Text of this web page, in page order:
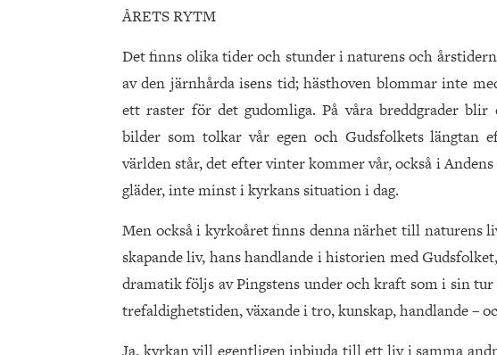
ÅRETS RYTM
Det finns olika tider och stunder i naturens och
av den järnhårda isens tid; hästhoven blommar inte
ett raster för det gudomliga. På våra breddgrader
bilder som tolkar vår egen och Gudsfolkets längtan
världen står, det efter vinter kommer vår, också i
gläder, inte minst i kyrkans situation i dag.
Men också i kyrkoåret finns denna närhet till naturens
skapande liv, hans handlande i historien med
dramatik följs av Pingstens under och kraft som i sin tur
trefaldighetstiden, växande i tro, kunskap, handlande –
Ja, kyrkan vill egentligen inbjuda till ett liv i samma